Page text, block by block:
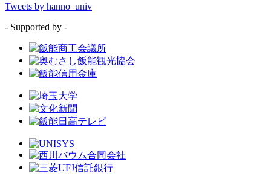
Tweets by hanno_univ
- Supported by -